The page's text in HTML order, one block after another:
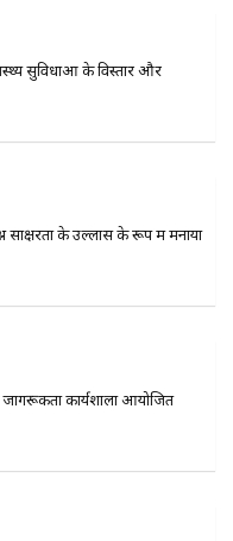
सुविधाओं के विस्तार और
के उल्लास के रूप में मनाया
जागरूकता कार्यशाला आयोजित